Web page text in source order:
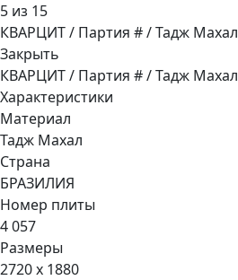
5 из 15
КВАРЦИТ / Партия # / Тадж Махал
Закрыть
КВАРЦИТ / Партия # / Тадж Махал
Характеристики
Материал
Тадж Махал
Страна
БРАЗИЛИЯ
Номер плиты
4 057
Размеры
2720 x 1880